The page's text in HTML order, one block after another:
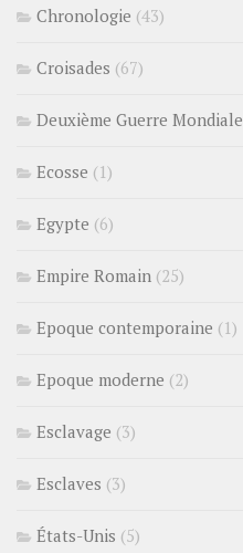
Chronologie (43)
Croisades (67)
Deuxième Guerre Mondiale
Ecosse (1)
Egypte (6)
Empire Romain (25)
Epoque contemporaine (1)
Epoque moderne (2)
Esclavage (3)
Esclaves (3)
États-Unis (5)